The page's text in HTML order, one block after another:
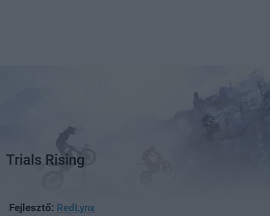
Trials Rising
Fejlesztő: RedLynx